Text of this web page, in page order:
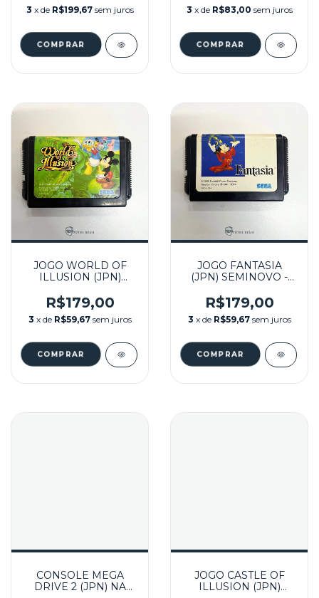
3 x de R$199,67 sem juros 3 x de R$83,00 sem juros
JOGO WORLD OF
ILLUSION (JPN)
DRIVE
R$179,00
3 x de R$59,67 sem juros
JOGO FANTASIA
(JPN) SEMINOVO -
R$179,00
3 x de R$59,67 sem juros
CONSOLE MEGA
DRIVE 2 (JPN) NA
JOGO CASTLE OF
ILLUSION (JPN)